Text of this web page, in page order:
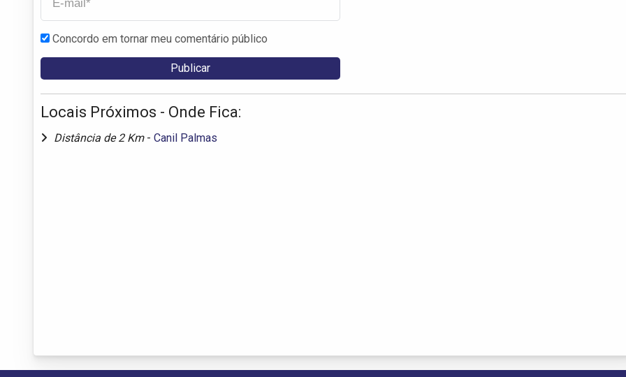
Concordo em tornar meu comentário público
Locais Próximos - Onde Fica:
Distância de 2 Km - Canil Palmas